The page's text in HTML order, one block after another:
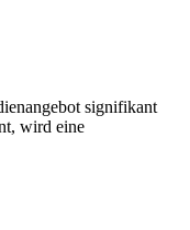
signifikant
wird eine